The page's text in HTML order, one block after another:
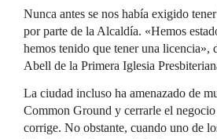
Nunca antes se nos había exigido
por parte de la Alcaldía. «Hemos
hemos tenido que tener una licencia»,
Abell de la Primera Iglesia
La ciudad incluso ha amenazado de
Common Ground y cerrarle el
corrige. No obstante, cuando uno de